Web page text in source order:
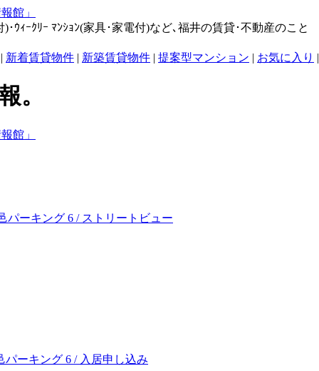
ｳｨｰｸﾘｰ ﾏﾝｼｮﾝ(家具･家電付)など､福井の賃貸･不動産のこと
| 新着賃貸物件 | 新築賃貸物件 | 提案型マンション | お気に入り |
。